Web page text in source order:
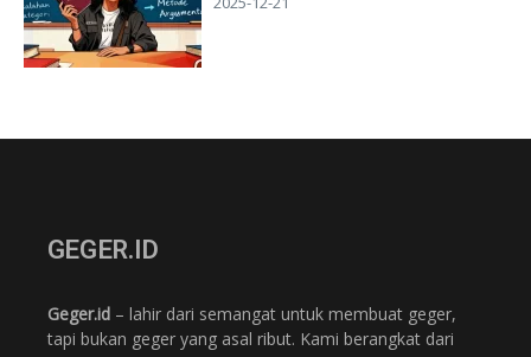
GEGER.ID
Geger.id – lahir dari semangat untuk membuat geger,
tapi bukan geger yang asal ribut. Kami berangkat dari